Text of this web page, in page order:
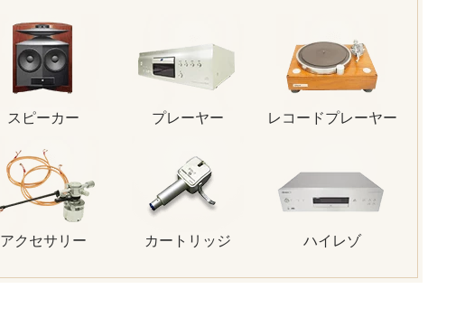
スピーカー プレーヤー レコードプレーヤー
アクセサリー カートリッジ ハイレゾ